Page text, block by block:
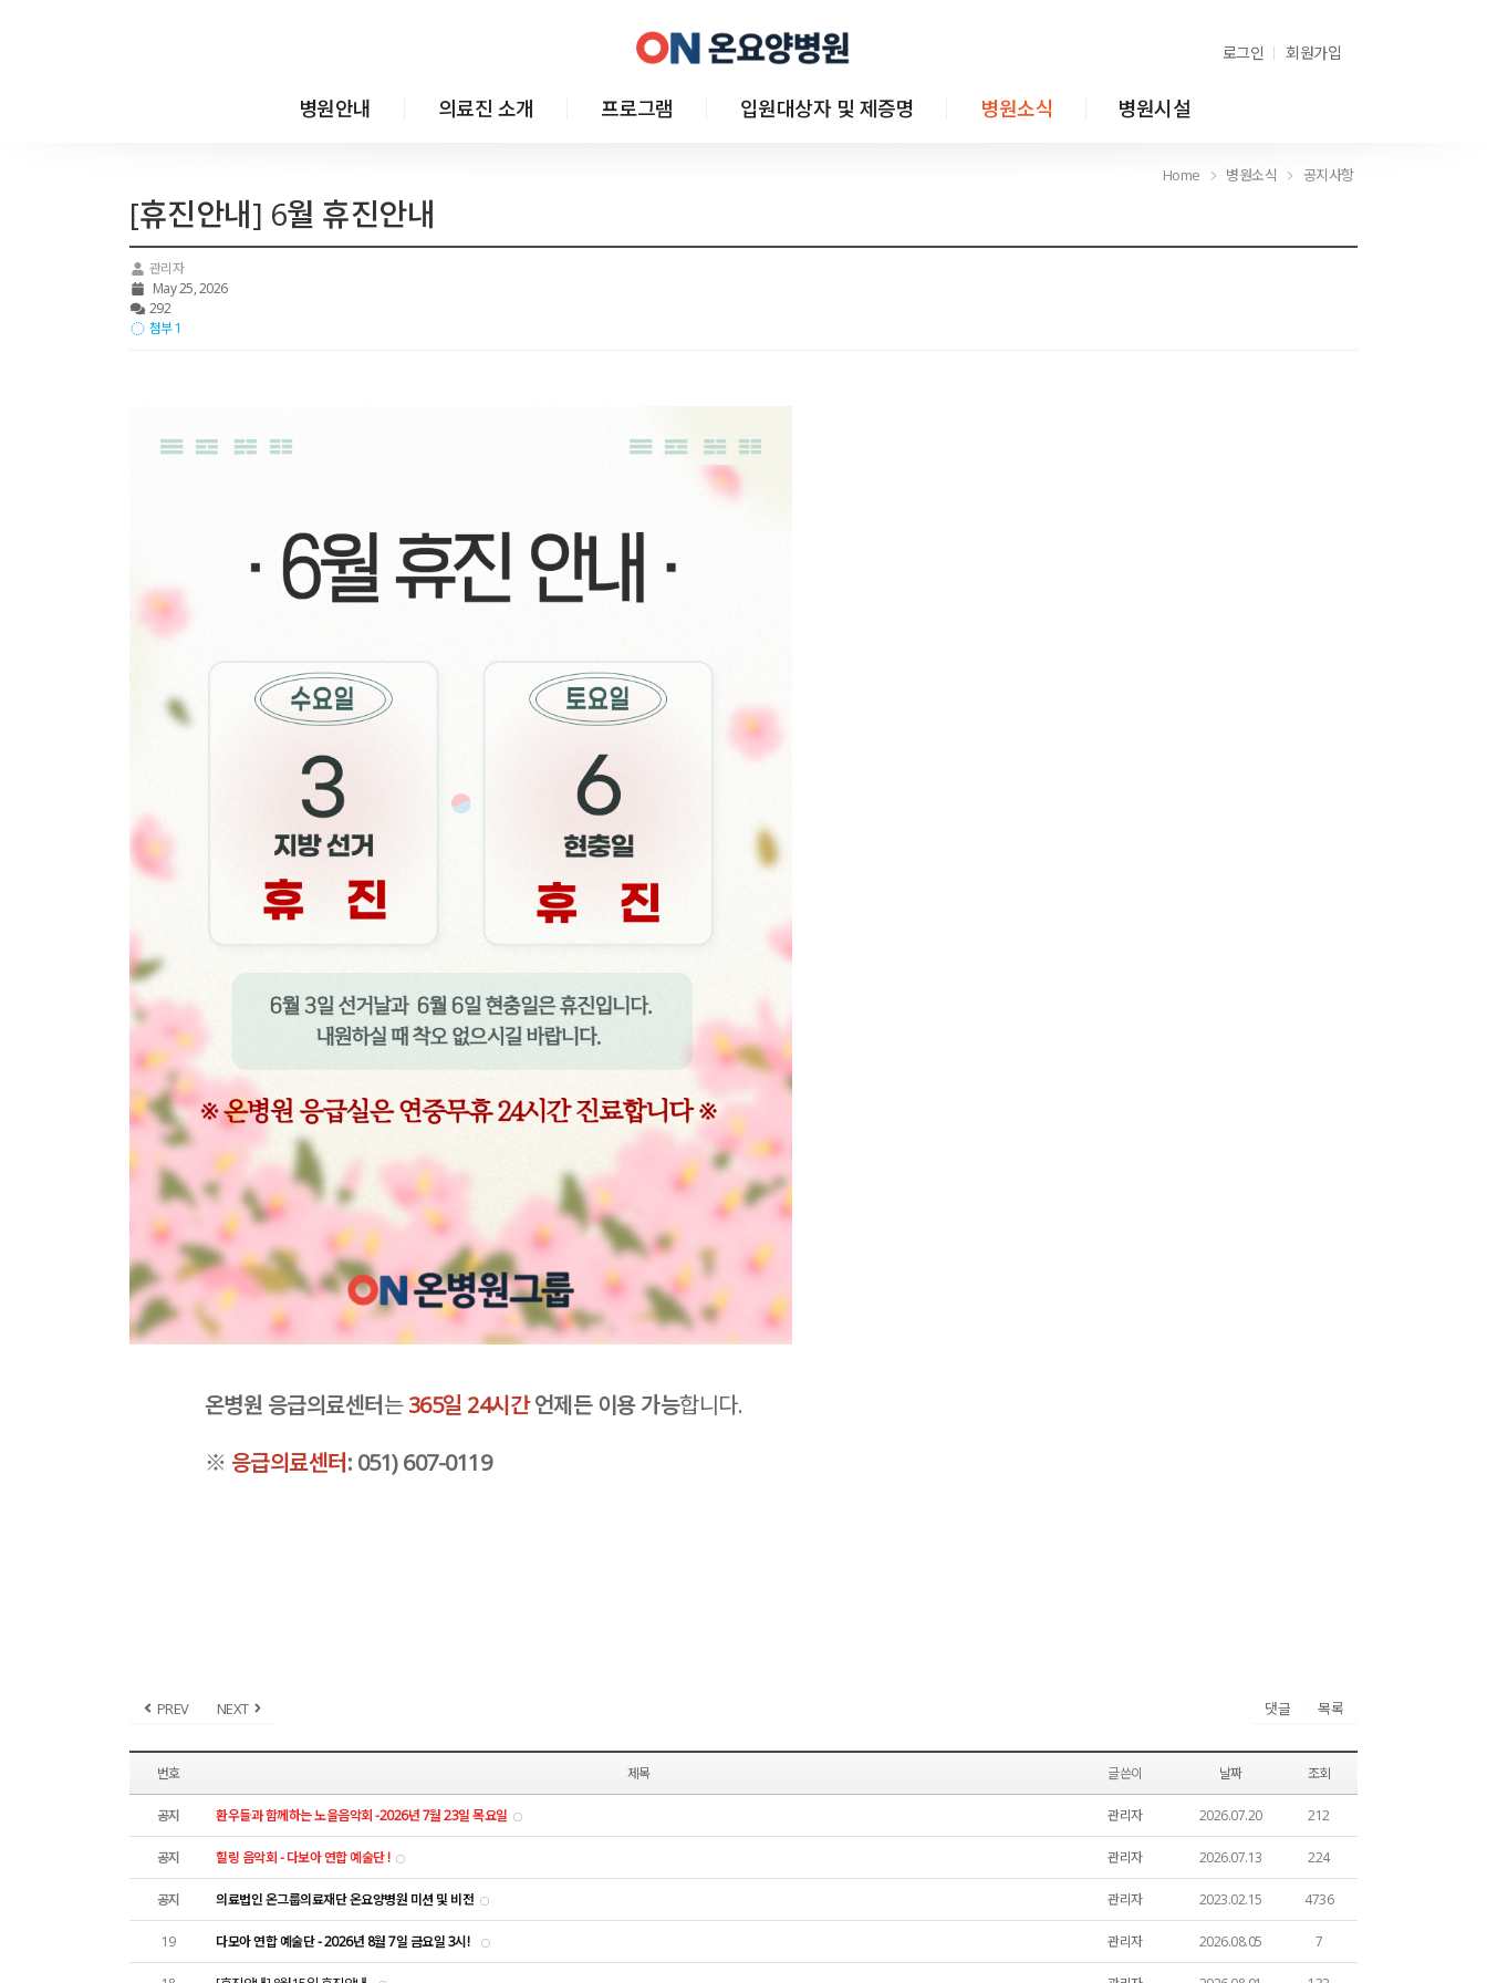
로그인 회원가입
병원안내 의료진 소개 프로그램 입원대상자 및 제증명 병원소식 병원시설
Home
Home 병원소식 공지사항
[휴진안내] 6월 휴진안내
관리자
May 25, 2026
292
첨부 1
온병원 응급의료센터는 365일 24시간언제든 이용 가능합니다.
※ 응급의료센터: 051) 607-0119
PREV NEXT 댓글 목록
번호 제목 글쓴이 날짜 조회
공지 환우들과 함께하는 노을음악회 -2026년 7월 23일 목요일 관리자 2026.07.20 212
공지 힐링 음악회 - 다보아 연합 예술단 ! 관리자 2026.07.13 224
공지 의료법인 온그룹의료재단 온요양병원 미션 및 비전 관리자 2023.02.15 4736
19 다모아 연합 예술단 - 2026년 8월 7일 금요일 3시! 관리자 2026.08.05 7